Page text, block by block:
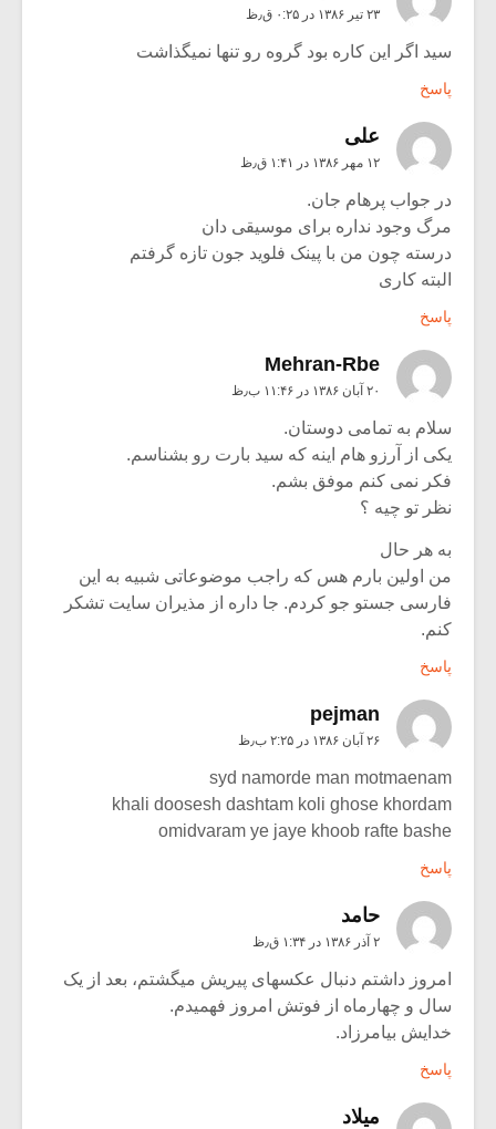
۲۳ تیر ۱۳۸۶ در ۰:۲۵ ق٫ظ
سید اگر این کاره بود گروه رو تنها نمیگذاشت
پاسخ
علی
۱۲ مهر ۱۳۸۶ در ۱:۴۱ ق٫ظ
در جواب پرهام جان.
مرگ وجود نداره برای موسیقی دان
درسته چون من با پینک فلوید جون تازه گرفتم
البته کاری
پاسخ
Mehran-Rbe
۲۰ آبان ۱۳۸۶ در ۱۱:۴۶ ب٫ظ
سلام به تمامی دوستان.
یکی از آرزو هام اینه که سید بارت رو بشناسم.
فکر نمی کنم موفق بشم.
نظر تو چیه ؟
به هر حال
من اولین بارم هس که راجب موضوعاتی شبیه به این
فارسی جستو جو کردم. جا داره از مذیران سایت تشکر
کنم.
پاسخ
pejman
۲۶ آبان ۱۳۸۶ در ۲:۲۵ ب٫ظ
syd namorde man motmaenam
khali doosesh dashtam koli ghose khordam
omidvaram ye jaye khoob rafte bashe
پاسخ
حامد
۲ آذر ۱۳۸۶ در ۱:۳۴ ق٫ظ
امروز داشتم دنبال عکسهای پیریش میگشتم، بعد از یک
سال و چهارماه از فوتش امروز فهمیدم.
خدایش بیامرزاد.
پاسخ
میلاد